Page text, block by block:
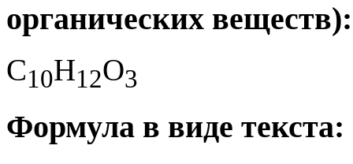
органических веществ):
C10H12O3
Формула в виде текста: